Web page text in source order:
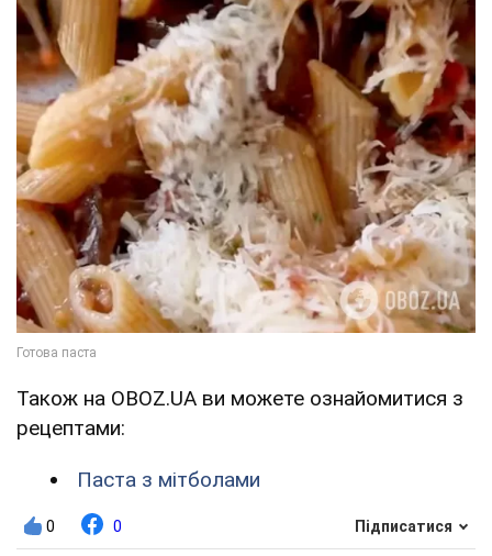
Також на OBOZ.UA ви можете ознайомитися з
рецептами:
Паста з мітболами
0 0 Підписатися